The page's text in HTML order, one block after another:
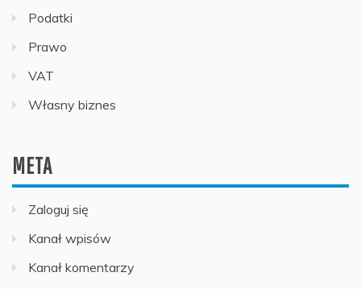
Podatki
Prawo
VAT
Własny biznes
META
Zaloguj się
Kanał wpisów
Kanał komentarzy